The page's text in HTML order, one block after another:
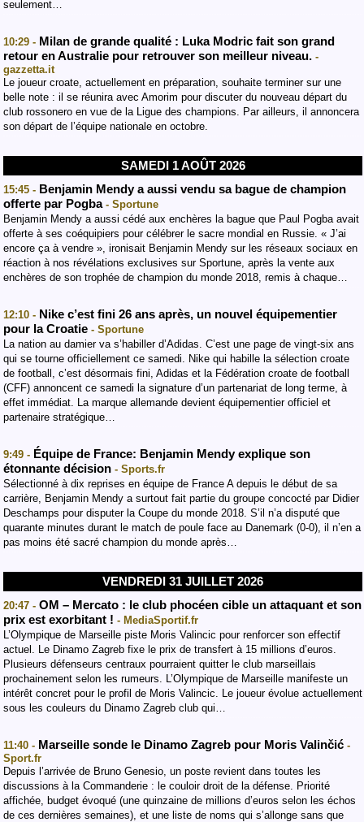
seulement…
10:29 - Milan de grande qualité : Luka Modric fait son grand
retour en Australie pour retrouver son meilleur niveau. -
gazzetta.it
Le joueur croate, actuellement en préparation, souhaite terminer sur une
belle note : il se réunira avec Amorim pour discuter du nouveau départ du
club rossonero en vue de la Ligue des champions. Par ailleurs, il annoncera
son départ de l’équipe nationale en octobre.
SAMEDI 1 AOÛT 2026
15:45 - Benjamin Mendy a aussi vendu sa bague de champion
offerte par Pogba - Sportune
Benjamin Mendy a aussi cédé aux enchères la bague que Paul Pogba avait
offerte à ses coéquipiers pour célébrer le sacre mondial en Russie. « J’ai
encore ça à vendre », ironisait Benjamin Mendy sur les réseaux sociaux en
réaction à nos révélations exclusives sur Sportune, après la vente aux
enchères de son trophée de champion du monde 2018, remis à chaque…
12:10 - Nike c’est fini 26 ans après, un nouvel équipementier
pour la Croatie - Sportune
La nation au damier va s’habiller d’Adidas. C’est une page de vingt-six ans
qui se tourne officiellement ce samedi. Nike qui habille la sélection croate
de football, c’est désormais fini, Adidas et la Fédération croate de football
(CFF) annoncent ce samedi la signature d’un partenariat de long terme, à
effet immédiat. La marque allemande devient équipementier officiel et
partenaire stratégique…
9:49 - Équipe de France: Benjamin Mendy explique son
étonnante décision - Sports.fr
Sélectionné à dix reprises en équipe de France A depuis le début de sa
carrière, Benjamin Mendy a surtout fait partie du groupe concocté par Didier
Deschamps pour disputer la Coupe du monde 2018. S’il n’a disputé que
quarante minutes durant le match de poule face au Danemark (0-0), il n’en a
pas moins été sacré champion du monde après…
VENDREDI 31 JUILLET 2026
20:47 - OM – Mercato : le club phocéen cible un attaquant et son
prix est exorbitant ! - MediaSportif.fr
L’Olympique de Marseille piste Moris Valincic pour renforcer son effectif
actuel. Le Dinamo Zagreb fixe le prix de transfert à 15 millions d’euros.
Plusieurs défenseurs centraux pourraient quitter le club marseillais
prochainement selon les rumeurs. L’Olympique de Marseille manifeste un
intérêt concret pour le profil de Moris Valincic. Le joueur évolue actuellement
sous les couleurs du Dinamo Zagreb club qui…
11:40 - Marseille sonde le Dinamo Zagreb pour Moris Valinčić -
Sport.fr
Depuis l’arrivée de Bruno Genesio, un poste revient dans toutes les
discussions à la Commanderie : le couloir droit de la défense. Priorité
affichée, budget évoqué (une quinzaine de millions d’euros selon les échos
de ces dernières semaines), et une liste de noms qui s’allonge sans que